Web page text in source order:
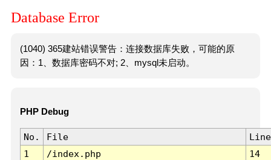
Database Error
(1040) 365建站错误警告：连接数据库失败，可能的原
因：1、数据库密码不对; 2、mysql未启动。
PHP Debug
No. File
Line
1
/index.php 14